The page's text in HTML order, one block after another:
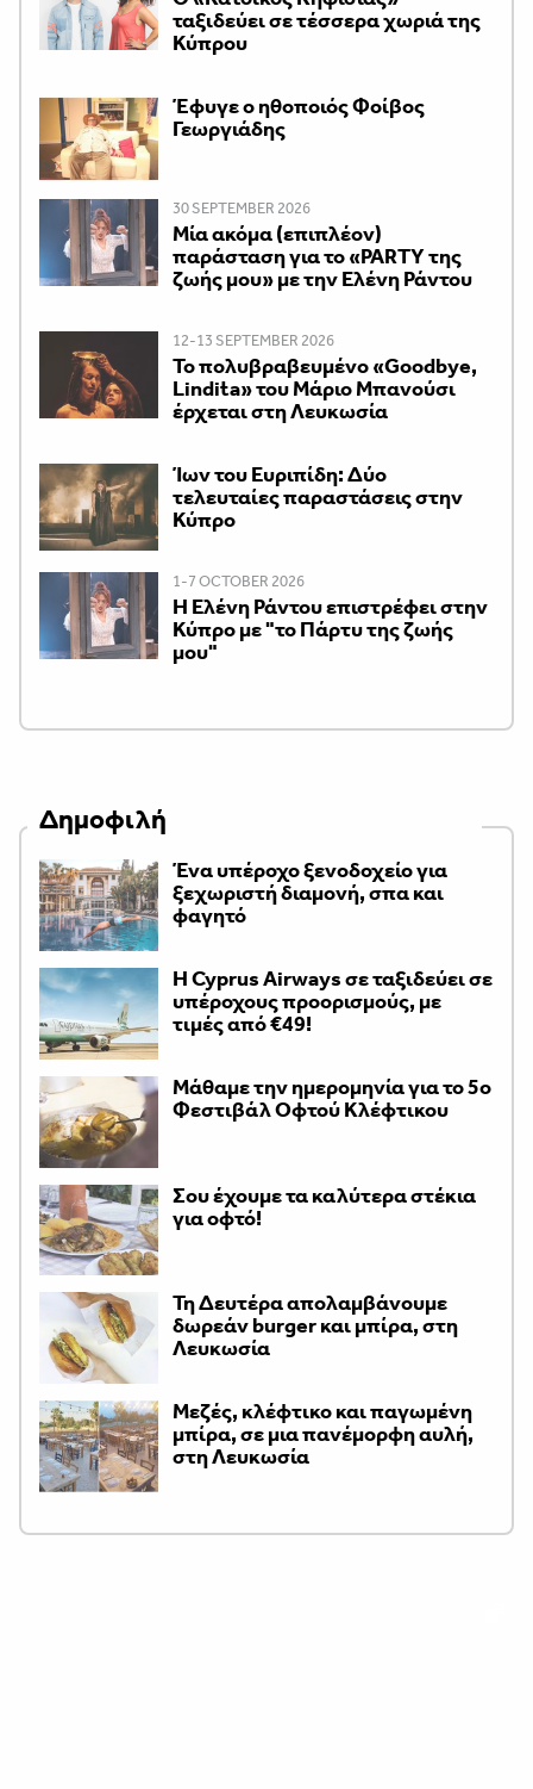
ταξιδεύει σε τέσσερα χωριά της
Κύπρου
Έφυγε ο ηθοποιός Φοίβος
Γεωργιάδης
30 SEPTEMBER 2026
Μία ακόμα (επιπλέον)
παράσταση για το «PARTY της
ζωής μου» με την Ελένη Ράντου
12-13 SEPTEMBER 2026
Το πολυβραβευμένο «Goodbye,
Lindita» του Μάριο Μπανούσι
έρχεται στη Λευκωσία
Ίων του Ευριπίδη: Δύο
τελευταίες παραστάσεις στην
Κύπρο
1-7 OCTOBER 2026
H Ελένη Ράντου επιστρέφει στην
Κύπρο με "το Πάρτυ της ζωής
μου"
Δημοφιλή
Ένα υπέροχο ξενοδοχείο για
ξεχωριστή διαμονή, σπα και
φαγητό
H Cyprus Airways σε ταξιδεύει σε
υπέροχους προορισμούς, με
τιμές από €49!
Μάθαμε την ημερομηνία για το 5ο
Φεστιβάλ Οφτού Κλέφτικου
Σου έχουμε τα καλύτερα στέκια
για οφτό!
Τη Δευτέρα απολαμβάνουμε
δωρεάν burger και μπίρα, στη
Λευκωσία
Μεζές, κλέφτικο και παγωμένη
μπίρα, σε μια πανέμορφη αυλή,
στη Λευκωσία